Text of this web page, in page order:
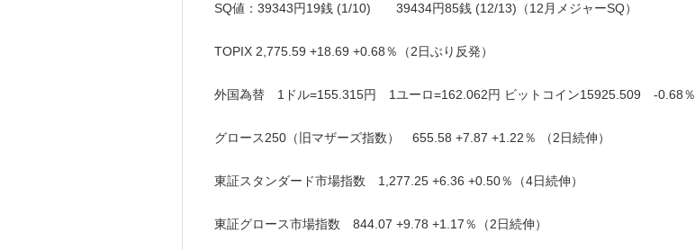
SQ値：39343円19銭 (1/10) 39434円85銭 (12/13)（12月メジャーSQ）
TOPIX 2,775.59 +18.69 +0.68％（2日ぶり反発）
外国為替 1ドル=155.315円 1ユーロ=162.062円 ビットコイン15925.509 -0.68％
グロース250（旧マザーズ指数） 655.58 +7.87 +1.22％ （2日続伸）
東証スタンダード市場指数 1,277.25 +6.36 +0.50％（4日続伸）
東証グロース市場指数 844.07 +9.78 +1.17％（2日続伸）